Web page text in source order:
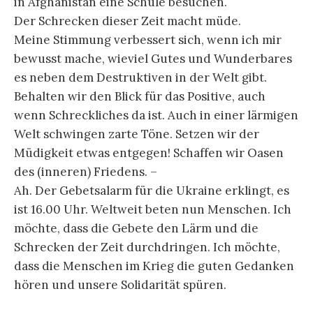
Der Schrecken dieser Zeit macht müde.
Meine Stimmung verbessert sich, wenn ich mir
bewusst mache, wieviel Gutes und Wunderbares
es neben dem Destruktiven in der Welt gibt.
Behalten wir den Blick für das Positive, auch
wenn Schreckliches da ist. Auch in einer lärmigen
Welt schwingen zarte Töne. Setzen wir der
Müdigkeit etwas entgegen! Schaffen wir Oasen
des (inneren) Friedens. –
Ah. Der Gebetsalarm für die Ukraine erklingt, es
ist 16.00 Uhr. Weltweit beten nun Menschen. Ich
möchte, dass die Gebete den Lärm und die
Schrecken der Zeit durchdringen. Ich möchte,
dass die Menschen im Krieg die guten Gedanken
hören und unsere Solidarität spüren.